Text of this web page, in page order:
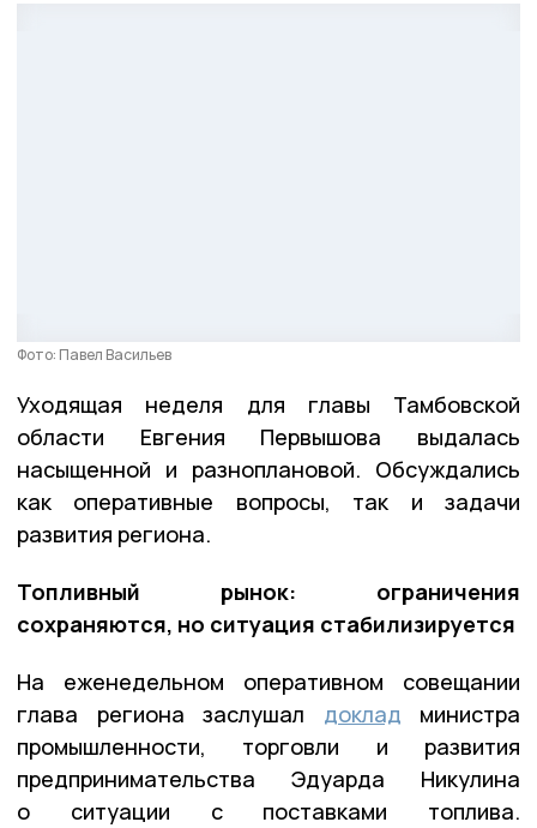
Фото: Павел Васильев
Уходящая неделя для главы Тамбовской
области Евгения Первышова выдалась
насыщенной и разноплановой. Обсуждались
как оперативные вопросы, так и задачи
развития региона.
Топливный рынок: ограничения
сохраняются, но ситуация стабилизируется
На еженедельном оперативном совещании
глава региона заслушал доклад министра
промышленности, торговли и развития
предпринимательства Эдуарда Никулина
о ситуации с поставками топлива.